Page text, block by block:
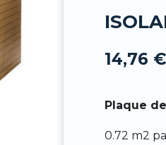
14,76 €
Plaque
0.72 m2